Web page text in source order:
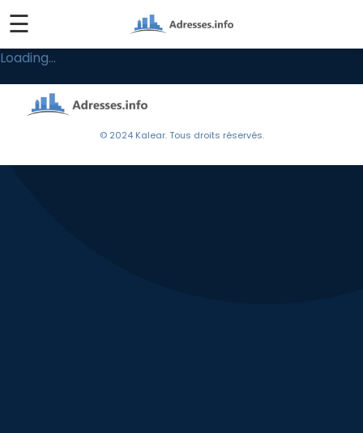
☰
Loading...
© 2024 Kalear. Tous droits réservés.